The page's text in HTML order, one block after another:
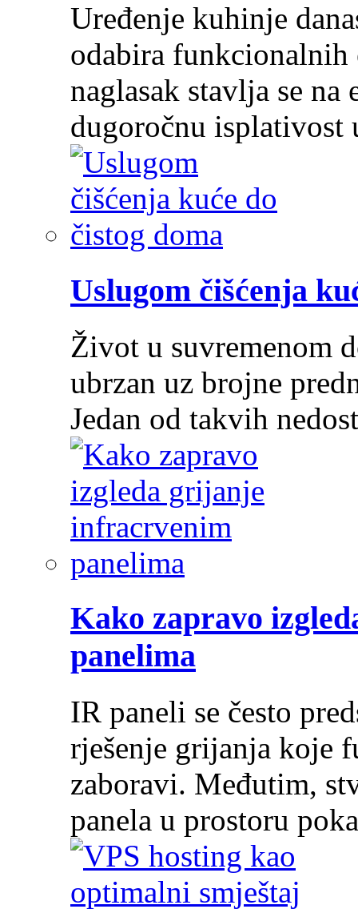
Uređenje kuhinje
odabira funkcionalnih
naglasak stavlja se
dugoročnu
Uslugom čišćenja
Život u suvremenom
ubrzan uz brojne
Jedan od takvih
Kako zapravo
panelima
IR paneli se često
rješenje grijanja koje
zaboravi. Međutim,
panela u prostoru